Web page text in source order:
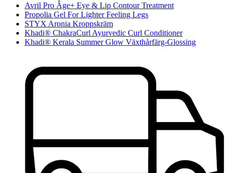
Avril Pro Âge+ Eye & Lip Contour Treatment
Propolia Gel For Lighter Feeling Legs
STYX Aronia Kroppskräm
Khadi® ChakraCurl Ayurvedic Curl Conditioner
Khadi® Kerala Summer Glow Växthårfärg-Glossing